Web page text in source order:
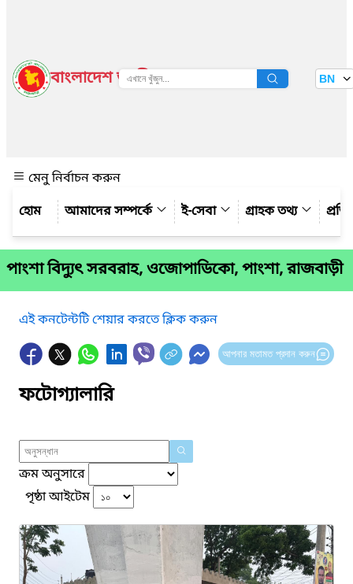
বাংলাদেশ জাতীয় তথ্য বাতায়ন BN
মেনু নির্বাচন করুন
আমাদের সম্পর্কে
ই-সেবা গ্রাহক তথ্য
পাংশা বিদ্যুৎ সরবরাহ, ওজোপাডিকো, পাংশা, রাজবাড়ী
এই কনটেন্টটি শেয়ার করতে ক্লিক করুন
আপনার মতামত প্রদান করুন
ফটোগ্যালারি
ক্রম অনুসারে
পৃষ্ঠা আইটেম